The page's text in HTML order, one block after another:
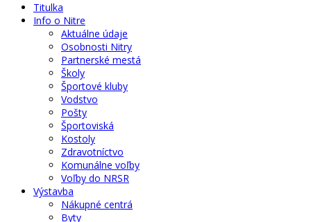
Titulka
Info o Nitre
Aktuálne údaje
Osobnosti Nitry
Partnerské mestá
Školy
Športové kluby
Vodstvo
Pošty
Športoviská
Kostoly
Zdravotníctvo
Komunálne voľby
Voľby do NRSR
Výstavba
Nákupné centrá
Byty